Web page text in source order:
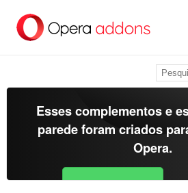
para
Esses complementos e
parede foram criados
Opera.
Baixar o Opera